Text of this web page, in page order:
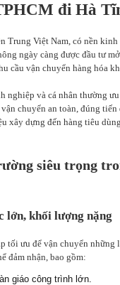
đi Hà
Trung Việt Nam, có nền
ngày càng được đầu tư
cầu vận chuyển hàng hóa
nghiệp và cá nhân thường
chuyển an toàn, đúng
xây dựng đến hàng tiêu
siêu trọng
lớn, khối lượng nặng
tối ưu để vận chuyển
đảm nhận, bao gồm:
giáo công trình lớn.